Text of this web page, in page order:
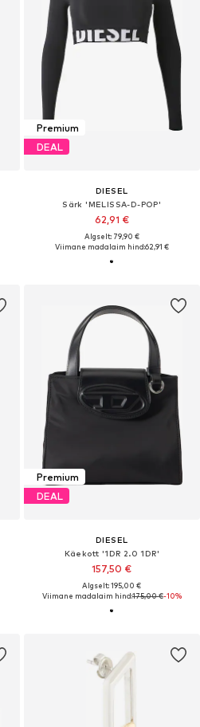
Premium
DEAL
DIESEL
Särk 'MELISSA-D-POP'
62,91 €
Algselt: 79,90 €
Viimane madalaim hind:62,91 €
Premium
DEAL
DIESEL
Käekott '1DR 2.0 1DR'
157,50 €
Algselt: 195,00 €
Viimane madalaim hind:175,00 €-10%